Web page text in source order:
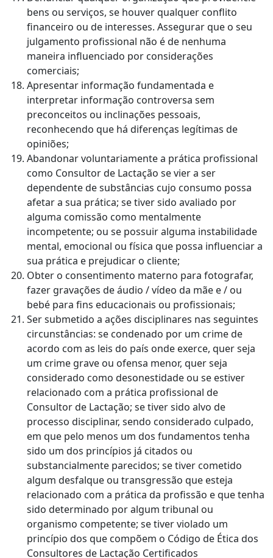
bens ou serviços, se houver qualquer conflito
financeiro ou de interesses. Assegurar que o seu
julgamento profissional não é de nenhuma
maneira influenciado por considerações
comerciais;
Apresentar informação fundamentada e
interpretar informação controversa sem
preconceitos ou inclinações pessoais,
reconhecendo que há diferenças legítimas de
opiniões;
Abandonar voluntariamente a prática profissional
como Consultor de Lactação se vier a ser
dependente de substâncias cujo consumo possa
afetar a sua prática; se tiver sido avaliado por
alguma comissão como mentalmente
incompetente; ou se possuir alguma instabilidade
mental, emocional ou física que possa influenciar a
sua prática e prejudicar o cliente;
Obter o consentimento materno para fotografar,
fazer gravações de áudio / vídeo da mãe e / ou
bebé para fins educacionais ou profissionais;
Ser submetido a ações disciplinares nas seguintes
circunstâncias: se condenado por um crime de
acordo com as leis do país onde exerce, quer seja
um crime grave ou ofensa menor, quer seja
considerado como desonestidade ou se estiver
relacionado com a prática profissional de
Consultor de Lactação; se tiver sido alvo de
processo disciplinar, sendo considerado culpado,
em que pelo menos um dos fundamentos tenha
sido um dos princípios já citados ou
substancialmente parecidos; se tiver cometido
algum desfalque ou transgressão que esteja
relacionado com a prática da profissão e que tenha
sido determinado por algum tribunal ou
organismo competente; se tiver violado um
princípio dos que compõem o Código de Ética dos
Consultores de Lactação Certificados